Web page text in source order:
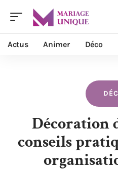
Actus Animer Déco
Décoration
conseils